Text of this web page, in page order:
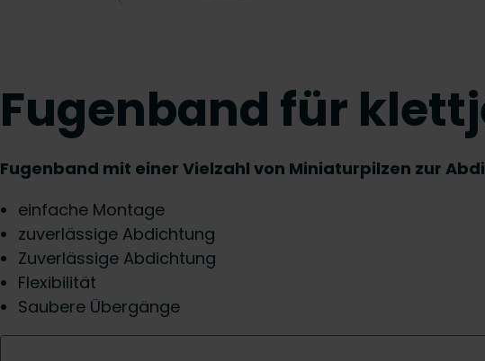
Fugenband für
Fugenband mit einer Vielzahl von Miniaturpilzen zur
einfache Montage
zuverlässige Abdichtung
Zuverlässige Abdichtung
Flexibilität
Saubere Übergänge